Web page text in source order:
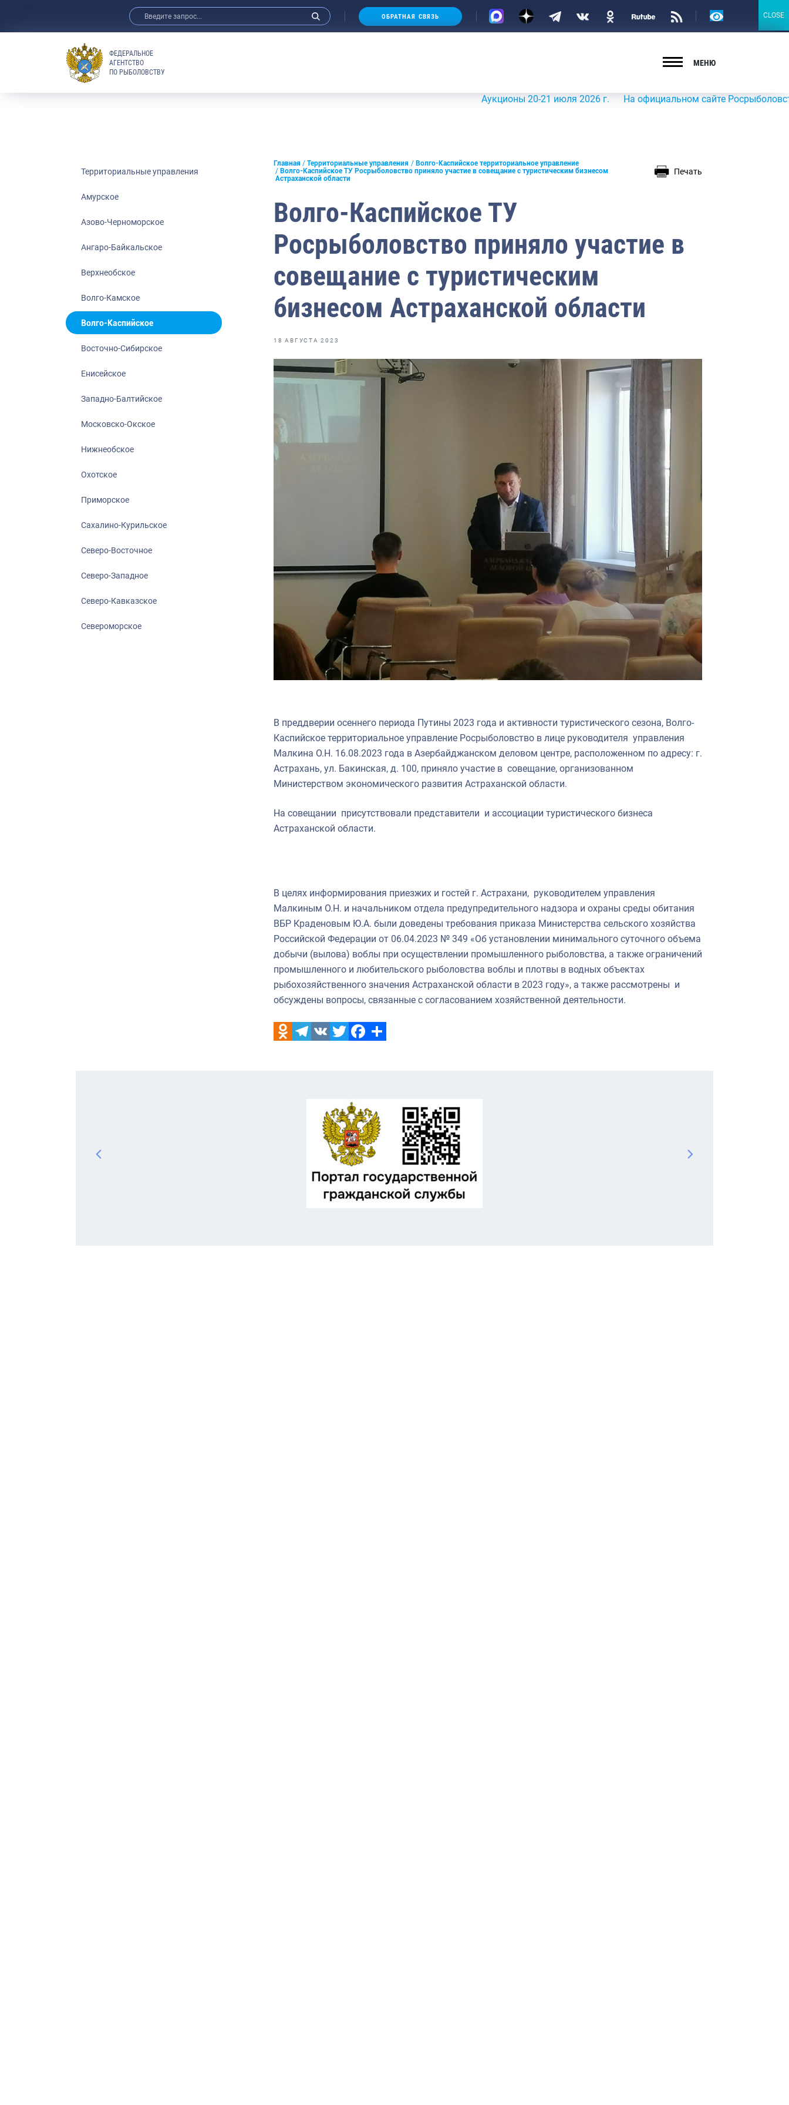
Азово-Черноморское
Волго-Каспийское
Московско-Окское
Сахалино-Курильское
Северо-Восточное
Северо-Западное
Северо-Кавказское
ОБРАТНАЯ СВЯЗЬ
Версия
ФЕДЕРАЛЬНОЕ
АГЕНТСТВО
ПО РЫБОЛОВСТВУ
МЕНЮ
Аукционы 20-21 июля 2026 г. На официальном сайте Росрыболовства в
Территориальные управления
Амурское
Азово-Черноморское
Ангаро-Байкальское
Верхнеобское
Волго-Камское
Волго-Каспийское
Восточно-Сибирское
Енисейское
Западно-Балтийское
Московско-Окское
Нижнеобское
Охотское
Приморское
Сахалино-Курильское
Северо-Восточное
Северо-Западное
Северо-Кавказское
Североморское
Главная Территориальные управления
Волго-Каспийское территориальное управление
Волго-Каспийское ТУ Росрыболовство приняло участие в совещание с туристическим бизнесом
Астраханской области
Печать
Волго-Каспийское ТУ
Росрыболовство приняло участие в
совещание с туристическим
бизнесом Астраханской области
18 АВГУСТА 2023
В преддверии осеннего периода Путины 2023 года и активности туристического сезона, Волго-
Каспийское территориальное управление Росрыболовство в лице руководителя управления
Малкина О.Н. 16.08.2023 года в Азербайджанском деловом центре, расположенном по адресу: г.
Астрахань, ул. Бакинская, д. 100, приняло участие в совещание, организованном
Министерством экономического развития Астраханской области.
На совещании присутствовали представители и ассоциации туристического бизнеса
Астраханской области.
В целях информирования приезжих и гостей г. Астрахани, руководителем управления
Малкиным О.Н. и начальником отдела предупредительного надзора и охраны среды обитания
ВБР Краденовым Ю.А. были доведены требования приказа Министерства сельского хозяйства
Российской Федерации от 06.04.2023 № 349 «Об установлении минимального суточного объема
добычи (вылова) воблы при осуществлении промышленного рыболовства, а также ограничений
промышленного и любительского рыболовства воблы и плотвы в водных объектах
рыбохозяйственного значения Астраханской области в 2023 году», а также рассмотрены и
обсуждены вопросы, связанные с согласованием хозяйственной деятельности.
CLOSE
CLOSE